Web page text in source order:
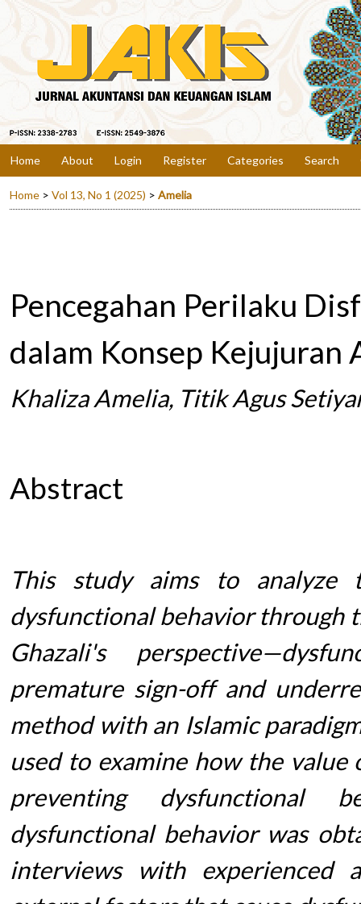
Home About Login Register Categories Search
Home > Vol 13, No 1 (2025) > Amelia
Pencegahan Perilaku
dalam Konsep Kejujuran
Khaliza Amelia, Titik Agus
Abstract
This study aims to
dysfunctional behavior through
Ghazali's
premature sign-off and
method with an Islamic
used to examine how the
preventing dysfunctional
dysfunctional behavior was
interviews with experienced